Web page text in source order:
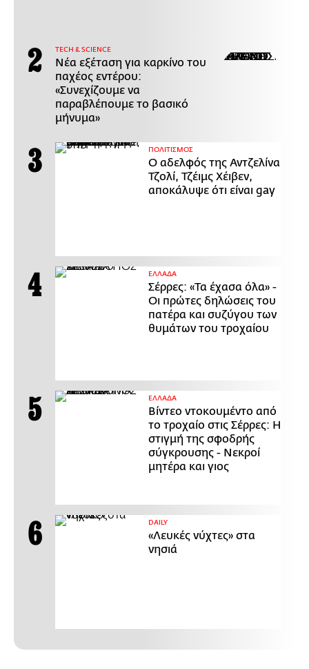
ΤECH & SCIENCE
Νέα εξέταση για καρκίνο του
παχέος εντέρου:
«Συνεχίζουμε να
παραβλέπουμε το βασικό
μήνυμα»
ΠΟΛΙΤΙΣΜΟΣ
Ο αδελφός της Αντζελίνα
Τζολί, Τζέιμς Χέιβεν,
αποκάλυψε ότι είναι gay
ΕΛΛΑΔΑ
Σέρρες: «Τα έχασα όλα» -
Οι πρώτες δηλώσεις του
πατέρα και συζύγου των
θυμάτων του τροχαίου
ΕΛΛΑΔΑ
Βίντεο ντοκουμέντο από
το τροχαίο στις Σέρρες: Η
στιγμή της σφοδρής
σύγκρουσης - Νεκροί
μητέρα και γιος
DAILY
«Λευκές νύχτες» στα
νησιά